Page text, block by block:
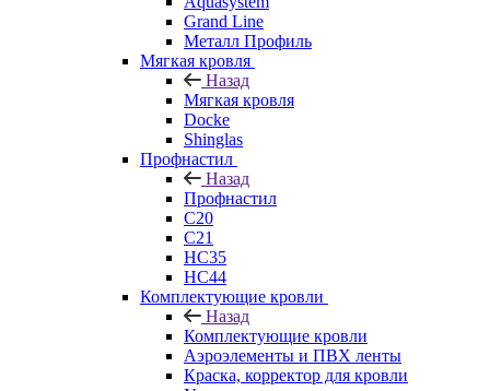
Grand Line
Металл Профиль
Мягкая кровля
Назад
Мягкая кровля
Docke
Shinglas
Профнастил
Назад
Профнастил
C20
C21
НС35
НС44
Комплектующие кровли
Назад
Комплектующие кровли
Аэроэлементы и ПВХ ленты
Краска, корректор для кровли